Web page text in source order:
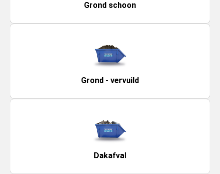
Grond schoon
Grond - vervuild
Dakafval